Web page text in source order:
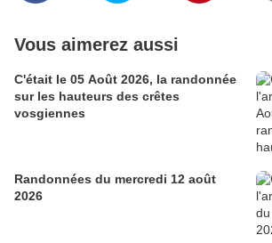
Vous aimerez aussi
C'était le 05 Août 2026, la randonnée
sur les hauteurs des crêtes
vosgiennes
Randonnées du mercredi 12 août
2026